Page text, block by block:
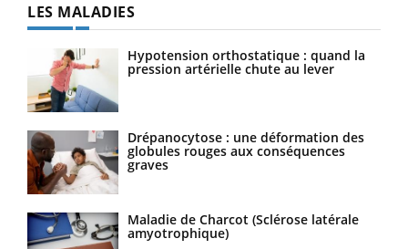
LES MALADIES
Hypotension orthostatique : quand la
pression artérielle chute au lever
Drépanocytose : une déformation des
globules rouges aux conséquences
graves
Maladie de Charcot (Sclérose latérale
amyotrophique)